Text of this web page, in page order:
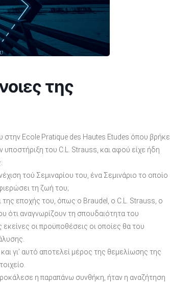
της
Ecole Pratique des Hautes Etudes όπου βρήκε
του C.L. Strauss, και αφού είχε ήδη
τού Σεμιναρίου του, ένα Σεμινάριο το οποίο
τη ζωή του;
εποχής του, όπως ο Braudel, o C.L. Strauss, o
ότι αναγνωρίζουν τη σπουδαιότητα του
οι προϋποθέσεις οι οποίες θα του
γι’ αυτό αποτελεί μέρος της θεμελίωσης της
η παραπάνω συνθήκη, ήταν η αναζήτηση